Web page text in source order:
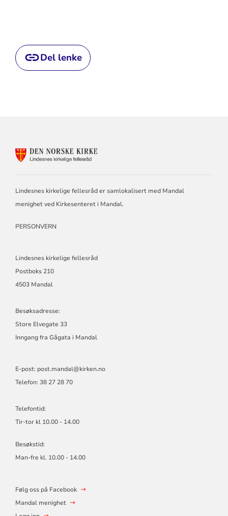
Del lenke
FELLESRÅD
Lindesnes kirkelige fellesråd er samlokalisert med Mandal
menighet ved Kirkesenteret i Mandal.
PERSONVERN
Lindesnes kirkelige fellesråd
Postboks 210
4503 Mandal
Besøksadresse:
Store Elvegate 33
Inngang fra Gågata i Mandal
E-post: post.mandal@kirken.no
Telefon: 38 27 28 70
Telefontid:
Tir-tor kl 10.00 - 14.00
Besøkstid:
Man-fre kl. 10.00 - 14.00
Følg oss på Facebook
Mandal menighet